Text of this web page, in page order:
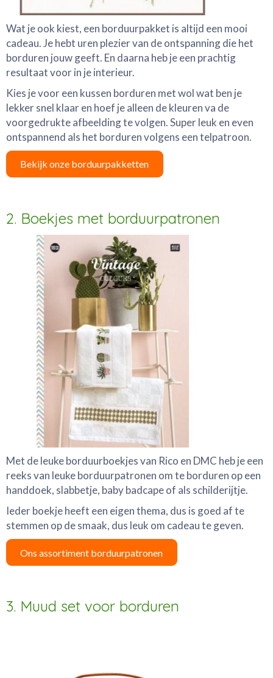
Wat je ook kiest, een borduurpakket is altijd een mooi
cadeau. Je hebt uren plezier van de ontspanning die het
borduren jouw geeft. En daarna heb je een prachtig
resultaat voor in je interieur.
Kies je voor een kussen borduren met wol wat ben je
lekker snel klaar en hoef je alleen de kleuren va de
voorgedrukte afbeelding te volgen. Super leuk en even
ontspannend als het borduren volgens een telpatroon.
Bekijk onze borduurpakketten
2. Boekjes met borduurpatronen
Met de leuke borduurboekjes van Rico en DMC heb je een
reeks van leuke borduurpatronen om te borduren op een
handdoek, slabbetje, baby badcape of als schilderijtje.
Ieder boekje heeft een eigen thema, dus is goed af te
stemmen op de smaak, dus leuk om cadeau te geven.
Ons assortiment borduurpatronen
3. Muud set voor borduren